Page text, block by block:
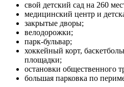
свой детский сад на 260
медицинский центр и
закрытые дворы;
велодорожки;
парк-бульвар;
хоккейный корт,
площадки;
остановки общественного
большая парковка по